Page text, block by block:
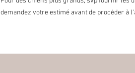
demandez votre estimé avant de procéder à